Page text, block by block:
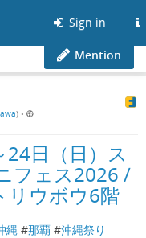
Sign in
Mention
) •
日（日）ス
フェス2026 /
リウボウ6階
縄 #那覇 #沖縄祭り